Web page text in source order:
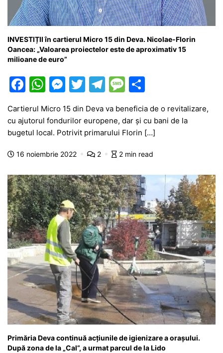
INVESTIȚII în cartierul Micro 15 din Deva. Nicolae-Florin
Oancea: „Valoarea proiectelor este de aproximativ 15
milioane de euro”
F
c
e
b
o
o
k
W
at
s
A
p
p
M
s
s
e
g
er
T
itt
er
T
e
gr
a
m
M
s
s
a
e
ta
je
a
z
ă
Cartierul Micro 15 din Deva va beneficia de o revitalizare,
cu ajutorul fondurilor europene, dar și cu bani de la
bugetul local. Potrivit primarului Florin […]
16 noiembrie 2022 2 2 min read
Primăria Deva continuă acțiunile de igienizare a orașului.
După zona de la „Cal”, a urmat parcul de la Lido